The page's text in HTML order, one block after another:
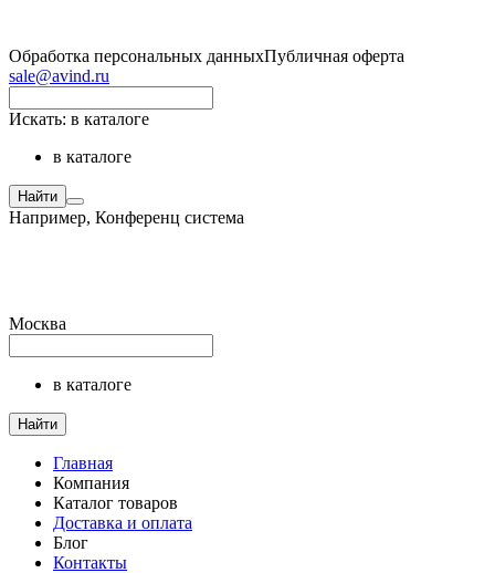
Обработка персональных данныхПубличная оферта
sale@avind.ru
Искать: в каталоге
в каталоге
Найти
Например, Конференц система
Москва
в каталоге
Найти
Главная
Компания
Каталог товаров
Доставка и оплата
Блог
Контакты